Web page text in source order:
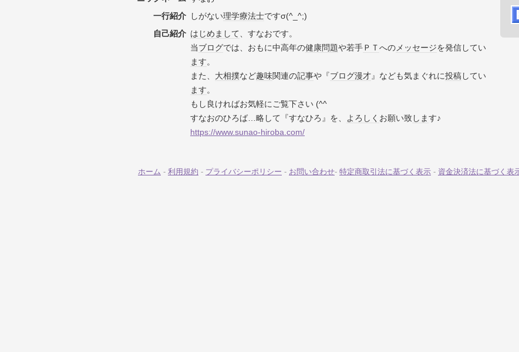
一行紹介
しがない理学療法士ですσ(^_^;)
自己紹介 はじめまして、すなおです。
当ブログでは、おもに中高年の健康問題や若手ＰＴへのメッセージを発信してい
ます。
また、 大相撲など趣味関連の記事や『ブログ漫才』なども気まぐれに投稿してい
ます。
もし良ければお気軽にご覧下さい (^^ゞ
すなおのひろば…略して『すなひろ』を、 よろしく お願い致します♪
https://www.sunao-hiroba.com/
ホーム - 利用規約 - プライバシーポリシー - お問い合わせ- 特定商取引法に基づく表示 - 資金決済法に基づく表